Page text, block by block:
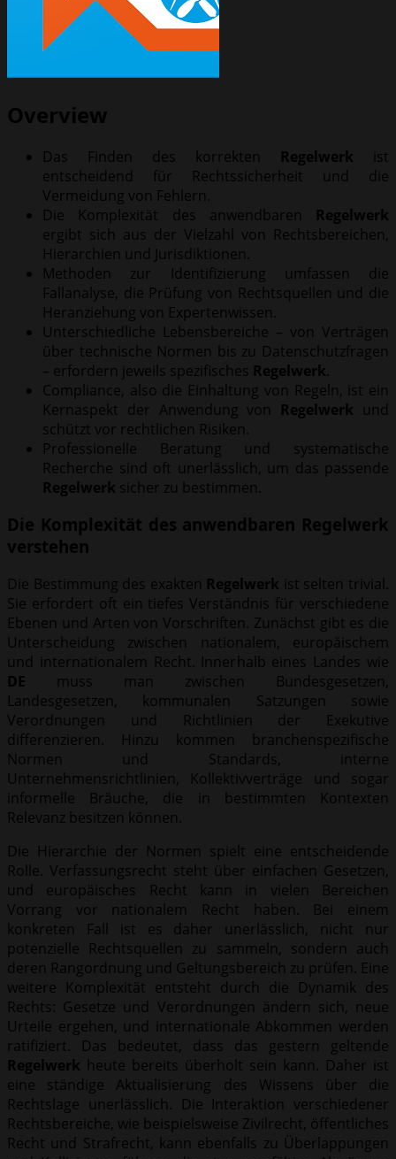
Overview
Das Finden des korrekten Regelwerk ist
entscheidend für Rechtssicherheit und die
Vermeidung von Fehlern.
Die Komplexität des anwendbaren Regelwerk
ergibt sich aus der Vielzahl von Rechtsbereichen,
Hierarchien und Jurisdiktionen.
Methoden zur Identifizierung umfassen die
Fallanalyse, die Prüfung von Rechtsquellen und die
Heranziehung von Expertenwissen.
Unterschiedliche Lebensbereiche – von Verträgen
über technische Normen bis zu Datenschutzfragen
– erfordern jeweils spezifisches Regelwerk.
Compliance, also die Einhaltung von Regeln, ist ein
Kernaspekt der Anwendung von Regelwerk und
schützt vor rechtlichen Risiken.
Professionelle Beratung und systematische
Recherche sind oft unerlässlich, um das passende
Regelwerk sicher zu bestimmen.
Die Komplexität des anwendbaren Regelwerk
verstehen
Die Bestimmung des exakten Regelwerk ist selten trivial.
Sie erfordert oft ein tiefes Verständnis für verschiedene
Ebenen und Arten von Vorschriften. Zunächst gibt es die
Unterscheidung zwischen nationalem, europäischem
und internationalem Recht. Innerhalb eines Landes wie
DE muss man zwischen Bundesgesetzen,
Landesgesetzen, kommunalen Satzungen sowie
Verordnungen und Richtlinien der Exekutive
differenzieren. Hinzu kommen branchenspezifische
Normen und Standards, interne
Unternehmensrichtlinien, Kollektivverträge und sogar
informelle Bräuche, die in bestimmten Kontexten
Relevanz besitzen können.
Die Hierarchie der Normen spielt eine entscheidende
Rolle. Verfassungsrecht steht über einfachen Gesetzen,
und europäisches Recht kann in vielen Bereichen
Vorrang vor nationalem Recht haben. Bei einem
konkreten Fall ist es daher unerlässlich, nicht nur
potenzielle Rechtsquellen zu sammeln, sondern auch
deren Rangordnung und Geltungsbereich zu prüfen. Eine
weitere Komplexität entsteht durch die Dynamik des
Rechts: Gesetze und Verordnungen ändern sich, neue
Urteile ergehen, und internationale Abkommen werden
ratifiziert. Das bedeutet, dass das gestern geltende
Regelwerk heute bereits überholt sein kann. Daher ist
eine ständige Aktualisierung des Wissens über die
Rechtslage unerlässlich. Die Interaktion verschiedener
Rechtsbereiche, wie beispielsweise Zivilrecht, öffentliches
Recht und Strafrecht, kann ebenfalls zu Überlappungen